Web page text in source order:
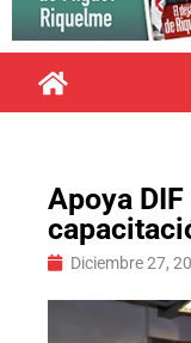
Apoya
Diciembre 27,